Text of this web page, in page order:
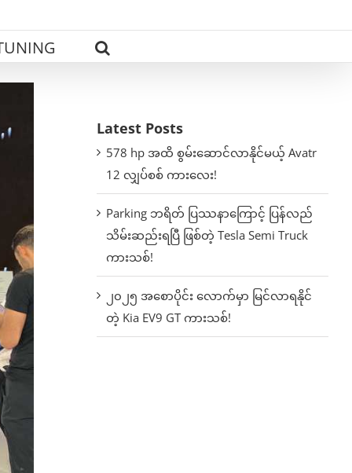
Latest Posts
578 hp အထိ စွမ်းဆောင်လာနိုင်မယ့် Avatr
12 လျှပ်စစ် ကားလေး!
Parking ဘရိတ် ပြဿနာကြောင့် ပြန်လည်
သိမ်းဆည်းရပြီ ဖြစ်တဲ့ Tesla Semi Truck
ကားသစ်!
၂၀၂၅ အစောပိုင်း လောက်မှာ မြင်လာရနိုင်
တဲ့ Kia EV9 GT ကားသစ်!